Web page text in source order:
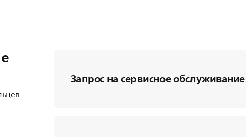
Запрос на сервисное обслуживание